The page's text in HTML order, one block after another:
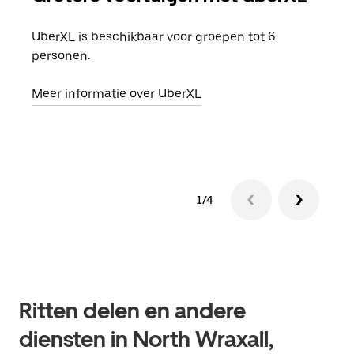
UberXL is beschikbaar voor groepen tot 6
personen.
Meer informatie over UberXL
1/4
Ritten delen en andere
diensten in North Wraxall,